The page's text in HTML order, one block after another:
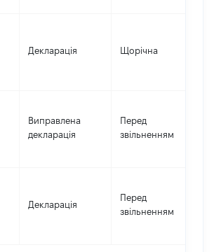
Декларація Щорічна
Виправлена
декларація
Перед
звільненням
Декларація
Перед
звільненням